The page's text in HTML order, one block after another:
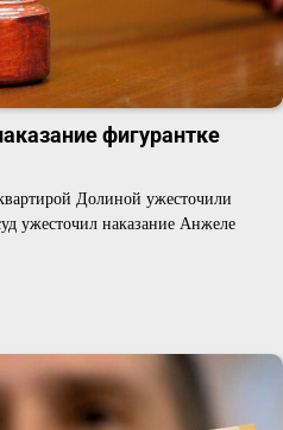
фигурантке
Долиной ужесточили
ужесточил наказание Анжеле